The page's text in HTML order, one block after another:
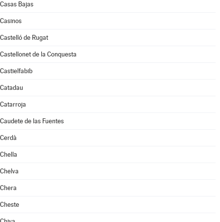
Casas Bajas
Casinos
Castelló de Rugat
Castellonet de la Conquesta
Castielfabib
Catadau
Catarroja
Caudete de las Fuentes
Cerdà
Chella
Chelva
Chera
Cheste